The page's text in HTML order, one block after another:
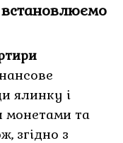
ялинку і
монетами та
згідно з